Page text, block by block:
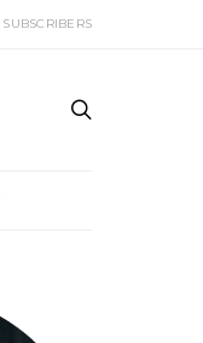
SUBSCRIBERS